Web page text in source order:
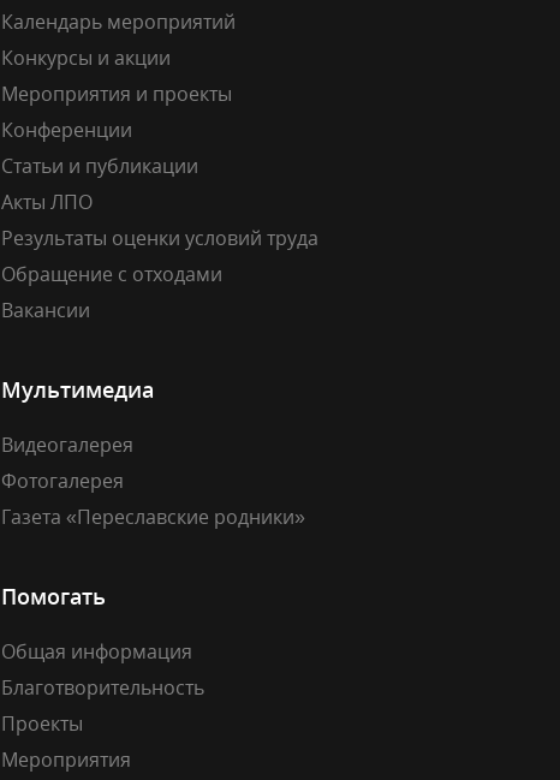
Календарь мероприятий
Конкурсы и акции
Мероприятия и проекты
Конференции
Статьи и публикации
Акты ЛПО
Результаты оценки условий труда
Обращение с отходами
Вакансии
Мультимедиа
Видеогалерея
Фотогалерея
Газета «Переславские родники»
Помогать
Общая информация
Благотворительность
Проекты
Мероприятия